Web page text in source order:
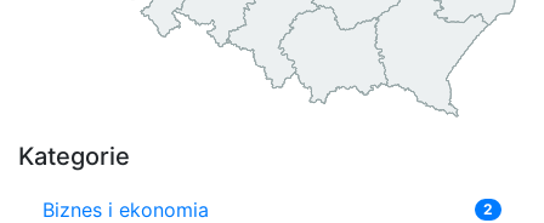
Kategorie
Biznes i ekonomia 2